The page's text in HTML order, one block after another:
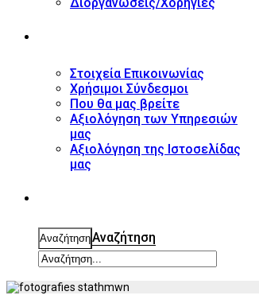
Στοιχεία Επικοινωνίας
Χρήσιμοι Σύνδεσμοι
Που θα μας βρείτε
Αξιολόγηση των Υπηρεσιών
μας
Αξιολόγηση της Ιστοσελίδας
μας
ΑναζήτησηΑναζήτηση